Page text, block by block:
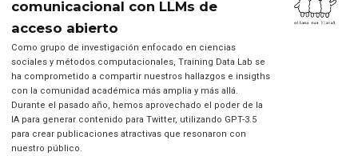
comunicacional con LLMs de
acceso abierto
Como grupo de investigación enfocado en ciencias
sociales y métodos computacionales, Training Data Lab se
ha comprometido a compartir nuestros hallazgos e insigths
con la comunidad académica más amplia y más allá.
Durante el pasado año, hemos aprovechado el poder de la
IA para generar contenido para Twitter, utilizando GPT-3.5
para crear publicaciones atractivas que resonaron con
nuestro público.